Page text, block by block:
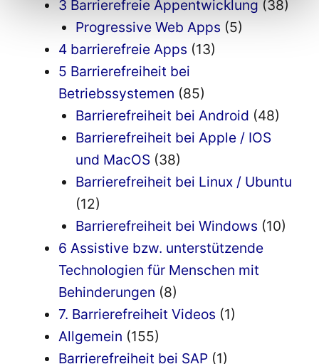
3 Barrierefreie Appentwicklung (38)
Progressive Web Apps (5)
4 barrierefreie Apps (13)
5 Barrierefreiheit bei
Betriebssystemen (85)
Barrierefreiheit bei Android (48)
Barrierefreiheit bei Apple / IOS
und MacOS (38)
Barrierefreiheit bei Linux / Ubuntu
(12)
Barrierefreiheit bei Windows (10)
6 Assistive bzw. unterstützende
Technologien für Menschen mit
Behinderungen (8)
7. Barrierefreiheit Videos (1)
Allgemein (155)
Barrierefreiheit bei SAP (1)